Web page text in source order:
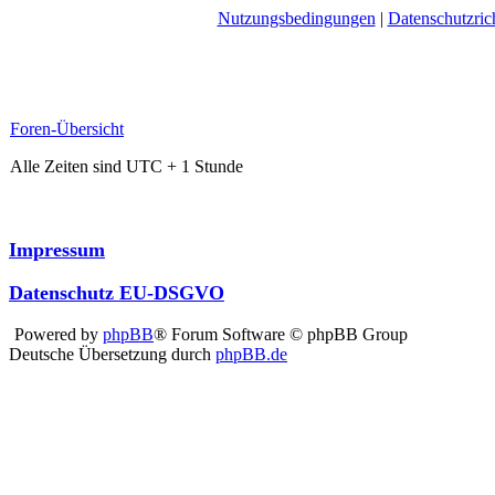
Nutzungsbedingungen |
Foren-Übersicht
Alle Zeiten sind UTC + 1 Stunde
Impressum
Datenschutz EU-DSGVO
Powered by phpBB® Forum Software © phpBB Group
Deutsche Übersetzung durch phpBB.de